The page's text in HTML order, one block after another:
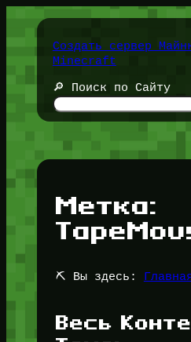
содержимомуСоздать сервер
Minecraft
🔎 Поиск по Сайту
Метка:
⛏️ Вы здесь:
Весь